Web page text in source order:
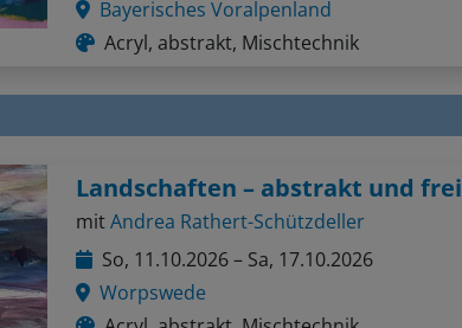
Acryl, abstrakt, Mischtechnik
Landschaften – abstrakt und frei
mit Andrea Rathert-Schützdeller
So, 11.10.2026 – Sa, 17.10.2026
Worpswede
Acryl, abstrakt, Mischtechnik